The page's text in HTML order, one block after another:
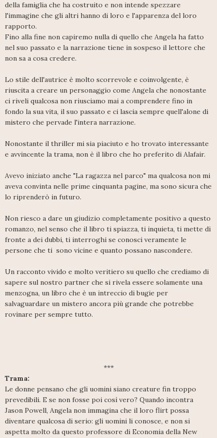
della famiglia che ha costruito e non intende spezzare
l'immagine che gli altri hanno di loro e l'apparenza del loro
rapporto.
Fino alla fine non capiremo nulla di quello che Angela ha fatto
nel suo passato e la narrazione tiene in sospeso il lettore che
non sa a cosa credere.
Lo stile dell'autrice è molto scorrevole e coinvolgente, è
riuscita a creare un personaggio come Angela che nonostante
ci riveli qualcosa non riusciamo mai a comprendere fino in
fondo la sua vita, il suo passato e ci lascia sempre quell'alone di
mistero che pervade l'intera narrazione.
Nonostante il thriller mi sia piaciuto e ho trovato interessante
e avvincente la trama, non è il libro che ho preferito di Alafair.
Avevo iniziato anche "La ragazza nel parco" ma qualcosa non mi
aveva convinta nelle prime cinquanta pagine, ma sono sicura che
lo riprenderò in futuro.
Non riesco a dare un giudizio completamente positivo a questo
romanzo, nel senso che il libro ti spiazza, ti inquieta, ti mette di
fronte a dei dubbi, ti interroghi se conosci veramente le
persone che ti sono vicine e quanto possano nascondere.
Un racconto vivido e molto veritiero su quello che crediamo di
sapere sul nostro partner che si rivela essere solamente una
menzogna, un libro che è un intreccio di bugie per
salvaguardare un mistero ancora più grande che potrebbe
rovinare per sempre tutto.
***
Trama:
Le donne pensano che gli uomini siano creature fin troppo
prevedibili. E se non fosse poi così vero? Quando incontra
Jason Powell, Angela non immagina che il loro flirt possa
diventare qualcosa di serio: gli uomini li conosce, e non si
aspetta molto da questo professore di Economia della New